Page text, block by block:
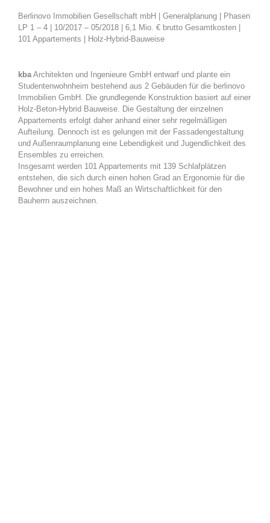
Berlinovo Immobilien Gesellschaft mbH | Generalplanung | Phasen
LP 1 – 4 | 10/2017 – 05/2018 | 6,1 Mio. € brutto Gesamtkosten |
101 Appartements | Holz-Hybrid-Bauweise
kbaArchitekten und Ingenieure GmbH entwarf und plante ein
Studentenwohnheim bestehend aus 2 Gebäuden für die berlinovo
Immobilien GmbH. Die grundlegende Konstruktion basiert auf einer
Holz-Beton-Hybrid Bauweise. Die Gestaltung der einzelnen
Appartements erfolgt daher anhand einer sehr regelmäßigen
Aufteilung. Dennoch ist es gelungen mit der Fassadengestaltung
und Außenraumplanung eine Lebendigkeit und Jugendlichkeit des
Ensembles zu erreichen.
Insgesamt werden 101 Appartements mit 139 Schlafplätzen
entstehen, die sich durch einen hohen Grad an Ergonomie für die
Bewohner und ein hohes Maß an Wirtschaftlichkeit für den
Bauherrn auszeichnen.